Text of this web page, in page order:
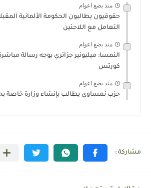
منذ بضع اعوام
حقوقيون يطالبون الحكومة الألمانية
التعامل مع اللاجئين
منذ بضع اعوام
النمسا: ميليونير جزائري يوجه رسالة
كورتس
منذ بضع اعوام
حزب نمساوي يطالب بإنشاء وزارة خاصة